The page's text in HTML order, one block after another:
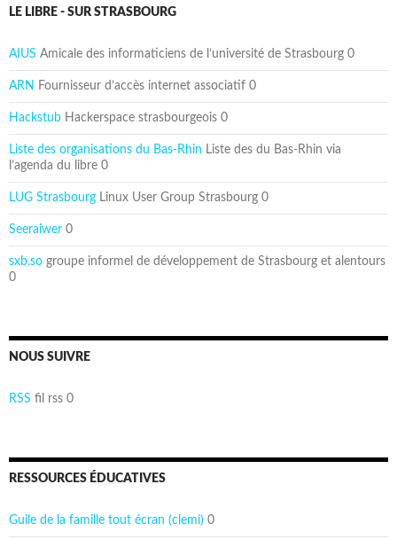
LE LIBRE - SUR STRASBOURG
AIUS Amicale des informaticiens de l’université de Strasbourg 0
ARN Fournisseur d’accès internet associatif 0
Hackstub Hackerspace strasbourgeois 0
Liste des organisations du Bas-Rhin Liste des du Bas-Rhin via
l’agenda du libre 0
LUG Strasbourg Linux User Group Strasbourg 0
Seeraiwer 0
sxb.so groupe informel de développement de Strasbourg et alentours
0
NOUS SUIVRE
RSS fil rss 0
RESSOURCES ÉDUCATIVES
Guile de la famille tout écran (clemi) 0